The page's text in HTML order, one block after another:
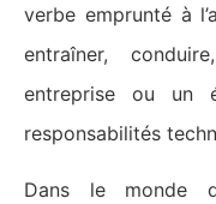
verbe emprunté à
entraîner,
entreprise ou un
responsabilités
Dans le monde